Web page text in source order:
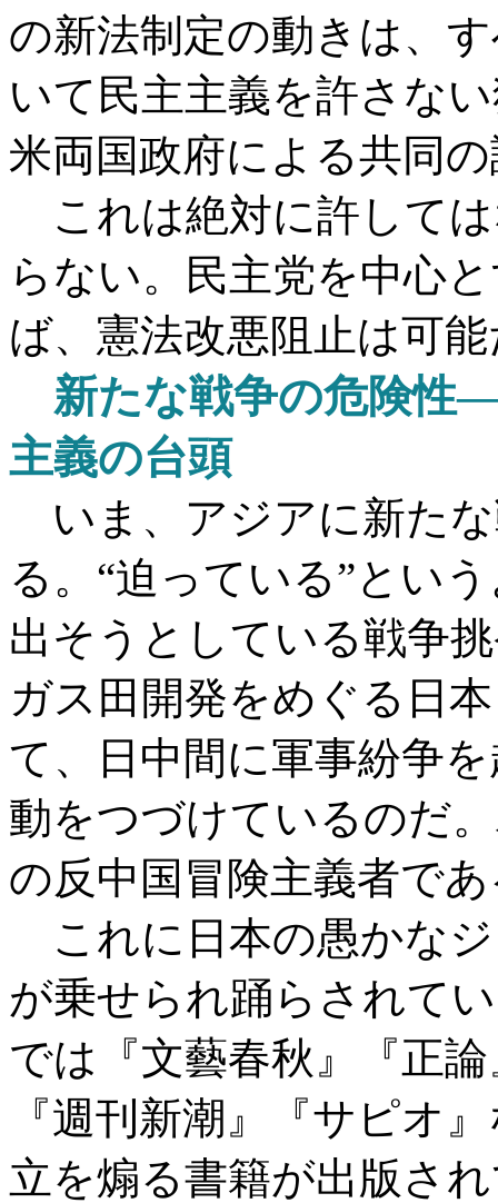
の新法制定の動きは、
いて民主主義を許さな
米両国政府による共同
これは絶対に許して
らない。民主党を中心
ば、憲法改悪阻止は可
新たな戦争の危険性
主義の台頭
いま、アジアに新た
る。 “迫っている”とい
出そうとしている戦争
ガス田開発をめぐる日
て、日中間に軍事紛争
動をつづけているのだ
の反中国冒険主義者で
これに日本の愚かな
が乗せられ踊らされて
では『文藝春秋』『正
『週刊新潮』『サピオ
立を煽る書籍が出版さ